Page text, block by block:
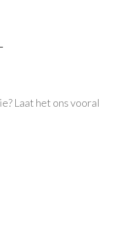
Laat het ons vooral